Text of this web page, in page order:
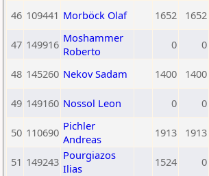
46 109441 Morböck Olaf 1652 1652
47 149916 Moshammer
Roberto
0 0
48 145260 Nekov Sadam 1400 1400
49 149160 Nossol Leon 0 0
50 110690 Pichler
Andreas
1913 1913
51 149243 Pourgiazos
Ilias
1524 0